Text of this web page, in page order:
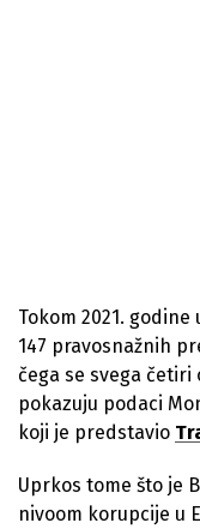
Tokom 2021.
147 pravosnažnih
čega se svega
pokazuju podaci
koji je predstavio
Uprkos tome što je
nivoom korupcije u